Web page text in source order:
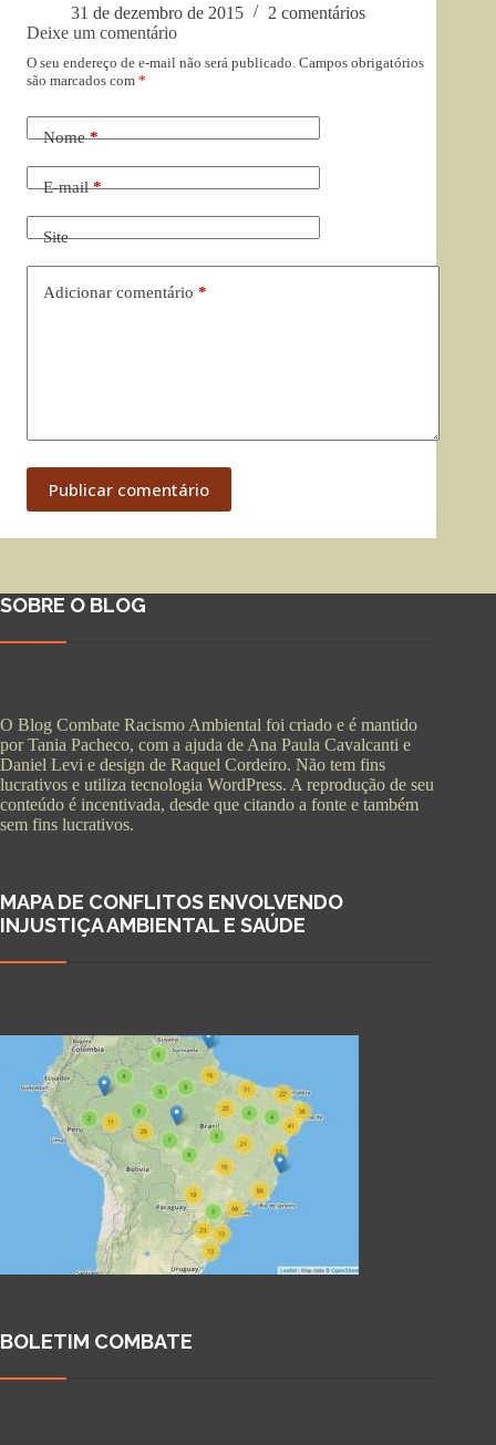
31 de dezembro de 2015
2 comentários
Deixe um comentário
O seu endereço de e-mail não será publicado. Campos obrigatórios
são marcados com *
Nome*
E-mail*
Site
Adicionar comentário *
Publicar comentário
SOBRE O BLOG
O Blog Combate Racismo Ambiental foi criado e é mantido
por Tania Pacheco, com a ajuda de Ana Paula Cavalcanti e
Daniel Levi e design de Raquel Cordeiro. Não tem fins
lucrativos e utiliza tecnologia WordPress. A reprodução de seu
conteúdo é incentivada, desde que citando a fonte e também
sem fins lucrativos.
MAPA DE CONFLITOS ENVOLVENDO
INJUSTIÇA AMBIENTAL E SAÚDE
BOLETIM COMBATE